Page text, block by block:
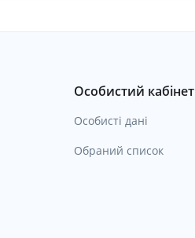
Особистий кабінет
Особисті дані
Обраний список